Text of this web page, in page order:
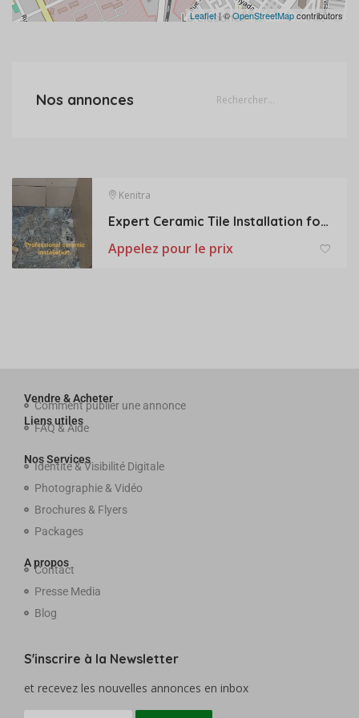
Leaflet| ©OpenStreetMapcontributors
Nos annonces
Kenitra
Expert Ceramic Tile Installation for Homes & Businesses
Appelez pour le prix
Vendre & Acheter
Comment publier une annonce
Liens utiles
FAQ & Aide
Nos Services
Identité & Visibilité Digitale
Photographie & Vidéo
Brochures & Flyers
Packages
A propos
Contact
Presse Media
Blog
S'inscrire à la Newsletter
et recevez les nouvelles annonces en inbox